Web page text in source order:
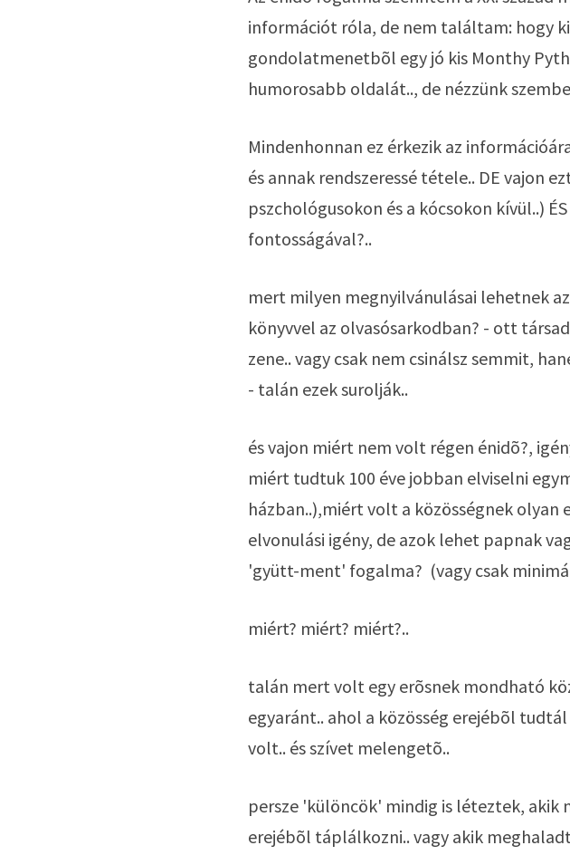
információt róla, de nem találtam: hogy
gondolatmenetbõl egy jó kis Monthy
humorosabb oldalát.., de nézzünk
Mindenhonnan ez érkezik az
és annak rendszeressé tétele.. DE vajon
pszchológusokon és a kócsokon kívül..)
fontosságával?..
mert milyen megnyilvánulásai lehetnek
könyvvel az olvasósarkodban? - ott
zene.. vagy csak nem csinálsz semmit,
- talán ezek surolják..
és vajon miért nem volt régen énidõ?,
miért tudtuk 100 éve jobban elviselni
házban..),miért volt a közösségnek
elvonulási igény, de azok lehet papnak
'gyütt-ment' fogalma?  (vagy csak
miért? miért? miért?..
talán mert volt egy erõsnek mondható
egyaránt.. ahol a közösség erejébõl
volt.. és szívet melengetõ..
persze 'különcök' mindig is léteztek, akik
erejébõl táplálkozni.. vagy akik